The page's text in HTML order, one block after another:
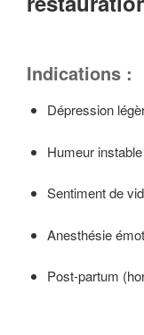
Indications :
Dépression
Humeur instable
Sentiment de
Anesthésie
Post-partum